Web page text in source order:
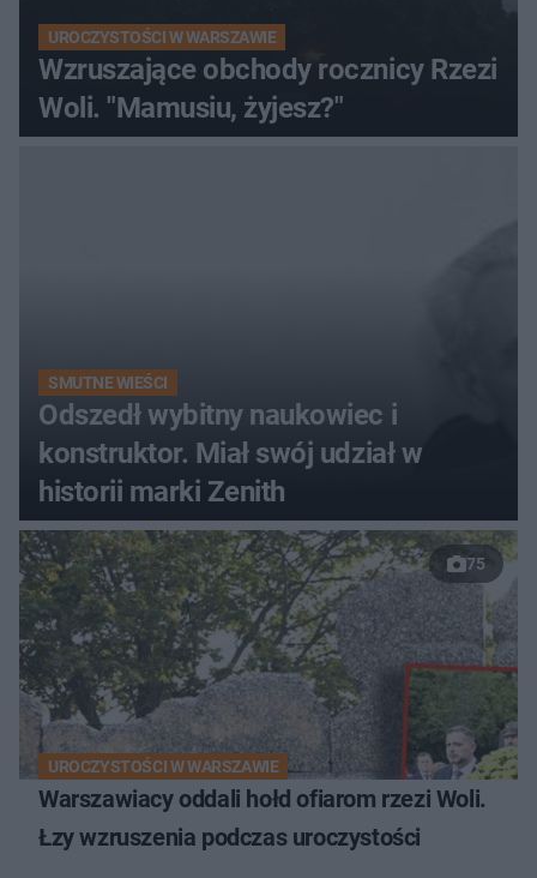
UROCZYSTOŚCI W WARSZAWIE
Wzruszające obchody rocznicy Rzezi
Woli. "Mamusiu, żyjesz?"
SMUTNE WIEŚCI
Odszedł wybitny naukowiec i
konstruktor. Miał swój udział w
historii marki Zenith
75
UROCZYSTOŚCI W WARSZAWIE
Warszawiacy oddali hołd ofiarom rzezi Woli.
Łzy wzruszenia podczas uroczystości